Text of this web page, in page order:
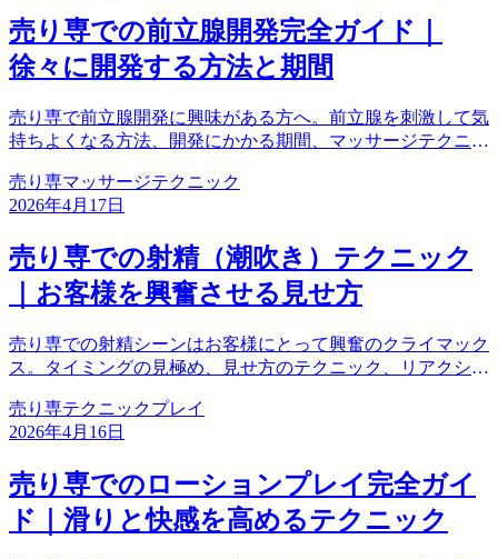
売り専での前立腺開発完全ガイド｜
徐々に開発する方法と期間
売り専で前立腺開発に興味がある方へ。前立腺を刺激して気
持ちよくなる方法、開発にかかる期間、マッサージテクニッ
う。
売り専マッサージテクニック
2026年4月17日
売り専での射精（潮吹き）テクニック
｜お客様を興奮させる見せ方
売り専での射精シーンはお客様にとって興奮のクライマック
ス。タイミングの見極め、見せ方のテクニック、リアクショ
身につけよう。
売り専テクニックプレイ
2026年4月16日
売り専でのローションプレイ完全ガイ
ド｜滑りと快感を高めるテクニック